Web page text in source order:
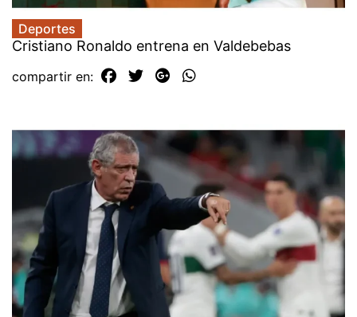
Deportes
Cristiano Ronaldo entrena en Valdebebas
compartir en: